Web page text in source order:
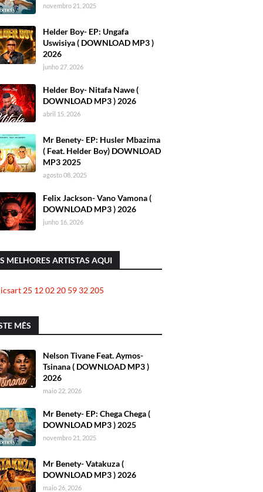
novembro 21, 2025
Helder Boy- EP: Ungafa
Uswisiya ( DOWNLOAD MP3 )
2026
junho 27, 2026
Helder Boy- Nitafa Nawe (
DOWNLOAD MP3 ) 2026
abril 15, 2026
Mr Benety- EP: Husler Mbazima
( Feat. Helder Boy) DOWNLOAD
MP3 2025
agosto 08, 2025
Felix Jackson- Vano Vamona (
DOWNLOAD MP3 ) 2026
junho 16, 2026
MELHORES ARTISTAS AQUI
MÊS
Nelson Tivane Feat. Aymos-
Tsinana ( DOWNLOAD MP3 )
2026
maio 22, 2026
Mr Benety- EP: Chega Chega (
DOWNLOAD MP3 ) 2025
novembro 21, 2025
Mr Benety- Vatakuza (
DOWNLOAD MP3 ) 2026
maio 26, 2026